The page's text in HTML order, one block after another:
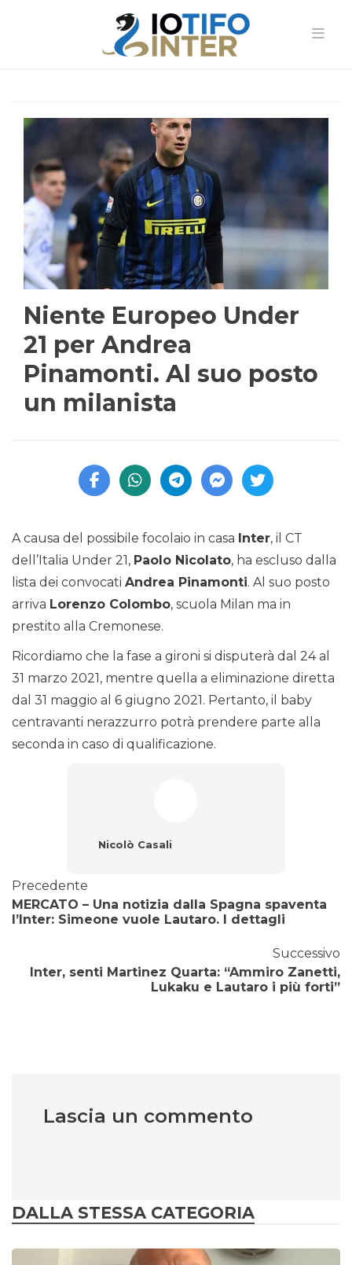
Niente Europeo Under
21 per Andrea
Pinamonti. Al suo posto
un milanista
A causa del possibile focolaio in casa Inter, il CT
dell’Italia Under 21, Paolo Nicolato, ha escluso dalla
lista dei convocati Andrea Pinamonti. Al suo posto
arriva Lorenzo Colombo, scuola Milan ma in
prestito alla Cremonese.
Ricordiamo che la fase a gironi si disputerà dal 24 al
31 marzo 2021, mentre quella a eliminazione diretta
dal 31 maggio al 6 giugno 2021. Pertanto, il baby
centravanti nerazzurro potrà prendere parte alla
seconda in caso di qualificazione.
Nicolò Casali
Precedente
MERCATO – Una notizia dalla Spagna spaventa
l’Inter: Simeone vuole Lautaro. I dettagli
Successivo
Inter, senti Martinez Quarta: “Ammiro Zanetti,
Lukaku e Lautaro i più forti”
Lascia un commento
DALLA STESSA CATEGORIA